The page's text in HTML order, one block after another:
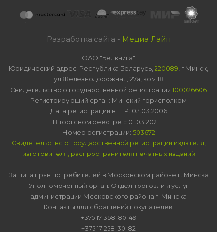
Разработка сайта - Медиа Лайн
ОАО "Белкнига"
Юридический адрес: Республика Беларусь, 220089 , г.Минск,
ул.Железнодорожная, 27а, ком 18
Свидетельство о государственной регистрации 100026606
Регистрирующий орган: Минский горисполком
Дата регистрации в ЕГР: 03.03.2006
В торговом реестре с 01.03.2021 г.
Номер регистрации: 503672
Свидетельство о государственной регистрации издателя,
изготовителя, распространителя печатных изданий
Защита прав потребителей в Московском районе г. Минска
Уполномоченный орган: Отдел торговли и услуг
администрации Московского района г. Минска
Контакты для обращений покупателей:
+375 17 368-80-49
+375 17 258-30-82